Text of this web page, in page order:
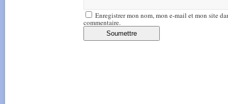
Enregistrer mon nom, mon e-mail et mon site
commentaire.